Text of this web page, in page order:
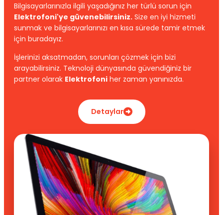
Bilgisayarlarınızla ilgili yaşadığınız her türlü sorun için
Elektrofoni'ye güvenebilirsiniz. Size en iyi hizmeti
sunmak ve bilgisayarlarınızı en kısa sürede tamir etmek
için buradayız.
İşlerinizi aksatmadan, sorunları çözmek için bizi
arayabilirsiniz. Teknoloji dünyasında güvendiğiniz bir
partner olarak Elektrofoni her zaman yanınızda.
Detaylar